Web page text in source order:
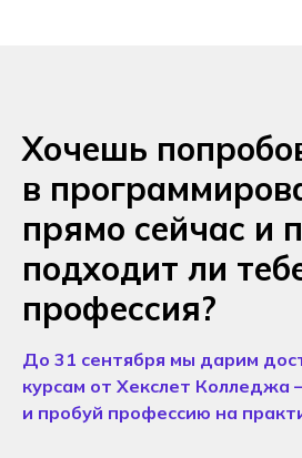
Хочешь
в
прямо сейчас и
подходит ли
профессия?
До 31 сентября мы дарим
курсам от Хекслет Колледжа
и пробуй профессию на